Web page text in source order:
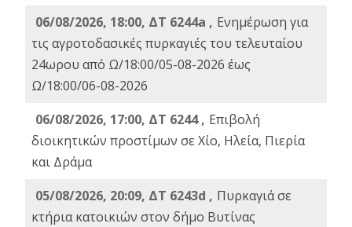
06/08/2026, 18:00, ΔΤ 6244a , Ενημέρωση για
τις αγροτοδασικές πυρκαγιές του τελευταίου
24ωρου από Ω/18:00/05-08-2026 έως
Ω/18:00/06-08-2026
06/08/2026, 17:00, ΔΤ 6244 , Επιβολή
διοικητικών προστίμων σε Χίο, Ηλεία, Πιερία
και Δράμα
05/08/2026, 20:09, ΔΤ 6243d , Πυρκαγιά σε
κτήρια κατοικιών στον δήμο Βυτίνας